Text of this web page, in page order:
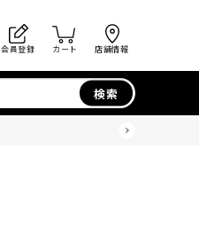
会員登録 カート 店舗情報
検索